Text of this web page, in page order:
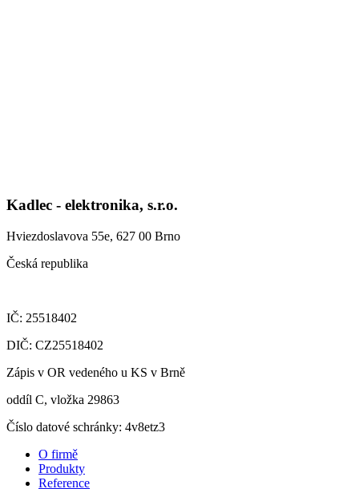
Kadlec - elektronika, s.r.o.
Hviezdoslavova 55e, 627 00 Brno
Česká republika
IČ: 25518402
DIČ: CZ25518402
Zápis v OR vedeného u KS v Brně
oddíl C, vložka 29863
Číslo datové schránky: 4v8etz3
O firmě
Produkty
Reference